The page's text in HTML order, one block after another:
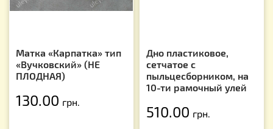
Матка «Карпатка» тип
«Вучковский» (НЕ
ПЛОДНАЯ)
130.00 грн.
Дно пластиковое,
сетчатое с
пыльцесборником, на
10-ти рамочный улей
510.00 грн.